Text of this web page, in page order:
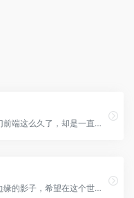
前端小菜鸡虽然入门前端这么久了，却是一直玩心较重，导致现在高低不就。
一个游走在互联网边缘的影子，希望在这个世界留下一点痕迹。